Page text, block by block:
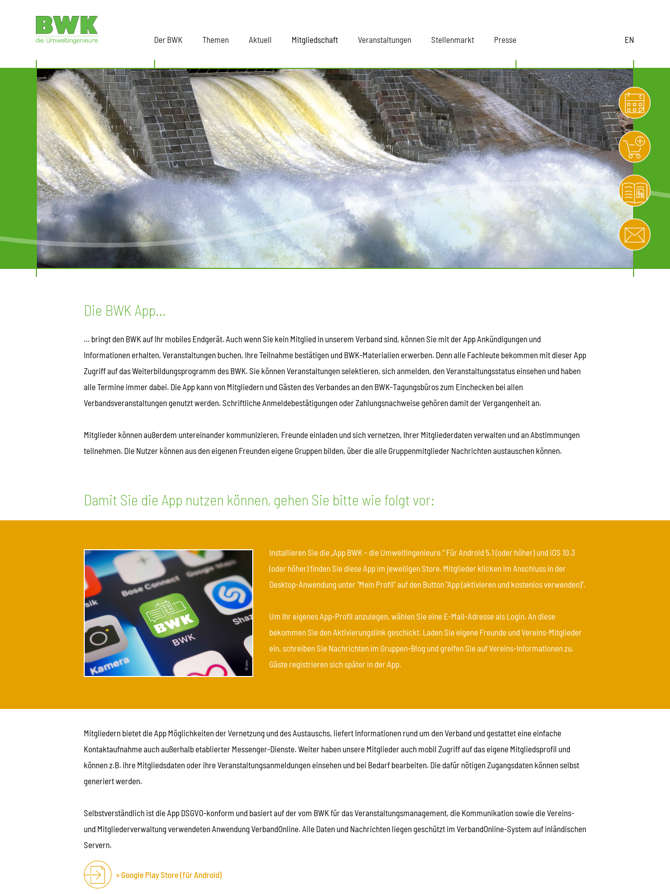
Der BWK Themen Aktuell Mitgliedschaft Veranstaltungen Stellenmarkt Presse EN
Die BWK App…
… bringt den BWK auf Ihr mobiles Endgerät. Auch wenn Sie kein Mitglied in unserem Verband sind, können Sie mit der App Ankündigungen und
Informationen erhalten, Veranstaltungen buchen, Ihre Teilnahme bestätigen und BWK-Materialien erwerben. Denn alle Fachleute bekommen mit dieser App
Zugriff auf das Weiterbildungsprogramm des BWK. Sie können Veranstaltungen selektieren, sich anmelden, den Veranstaltungsstatus einsehen und haben
alle Termine immer dabei. Die App kann von Mitgliedern und Gästen des Verbandes an den BWK-Tagungsbüros zum Einchecken bei allen
Verbandsveranstaltungen genutzt werden. Schriftliche Anmeldebestätigungen oder Zahlungsnachweise gehören damit der Vergangenheit an.
Mitglieder können außerdem untereinander kommunizieren, Freunde einladen und sich vernetzen, Ihrer Mitgliederdaten verwalten und an Abstimmungen
teilnehmen. Die Nutzer können aus den eigenen Freunden eigene Gruppen bilden, über die alle Gruppenmitglieder Nachrichten austauschen können.
Damit Sie die App nutzen können, gehen Sie bitte wie folgt vor:
Installieren Sie die „App BWK – die Umweltingenieure.“ Für Android 5.1 (oder höher) und iOS 10.3
(oder höher) finden Sie diese App im jeweiligen Store. Mitglieder klicken im Anschluss in der
Desktop-Anwendung unter "Mein Profil" auf den Button "App (aktivieren und kostenlos verwenden)".
Um Ihr eigenes App-Profil anzulegen, wählen Sie eine E-Mail-Adresse als Login. An diese
bekommen Sie den Aktivierungslink geschickt. Laden Sie eigene Freunde und Vereins-Mitglieder
ein, schreiben Sie Nachrichten im Gruppen-Blog und greifen Sie auf Vereins-Informationen zu.
Gäste registrieren sich später in der App.
Mitgliedern bietet die App Möglichkeiten der Vernetzung und des Austauschs, liefert Informationen rund um den Verband und gestattet eine einfache
Kontaktaufnahme auch außerhalb etablierter Messenger-Dienste. Weiter haben unsere Mitglieder auch mobil Zugriff auf das eigene Mitgliedsprofil und
können z.B. ihre Mitgliedsdaten oder ihre Veranstaltungsanmeldungen einsehen und bei Bedarf bearbeiten. Die dafür nötigen Zugangsdaten können selbst
generiert werden.
Selbstverständlich ist die App DSGVO-konform und basiert auf der vom BWK für das Veranstaltungsmanagement, die Kommunikation sowie die Vereins-
und Mitgliederverwaltung verwendeten Anwendung VerbandOnline. Alle Daten und Nachrichten liegen geschützt im VerbandOnline-System auf inländischen
Servern.
Google Play Store (für Android)